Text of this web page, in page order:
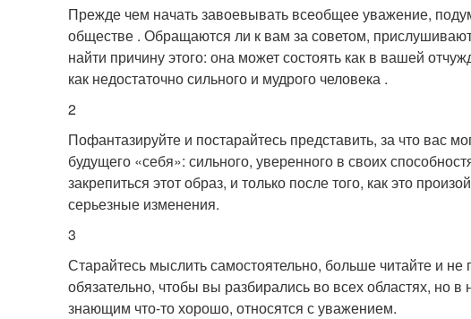
Прежде чем начать завоевывать всеобщее уважение,
обществе . Обращаются ли к вам за советом,
найти причину этого: она может состоять как в вашей
как недостаточно сильного и мудрого человека .
2
Пофантазируйте и постарайтесь представить, за что вас
будущего «себя»: сильного, уверенного в своих
закрепиться этот образ, и только после того, как это
серьезные изменения.
3
Старайтесь мыслить самостоятельно, больше читайте и
обязательно, чтобы вы разбирались во всех областях, но
знающим что-то хорошо, относятся с уважением.